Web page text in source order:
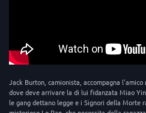
Jack Burton, camionista, accompagna
dove deve arrivare la di lui fidanzata Miao
le gang dettano legge e i Signori della Morte